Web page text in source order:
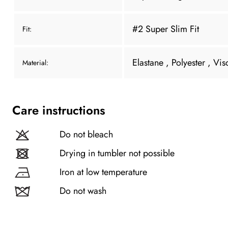
Fit: #2 Super Slim Fit
Material: Elastane , Polyester ,
Care instructions
Do not bleach
Drying in tumbler not possible
Iron at low temperature
Do not wash